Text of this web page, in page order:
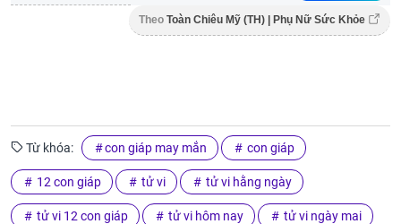
Theo Toàn Chiêu Mỹ (TH) | Phụ Nữ Sức Khỏe
Từ khóa: con giáp may mắn con giáp
12 con giáp tử vi tử vi hằng ngày
tử vi 12 con giáp tử vi hôm nay tử vi ngày mai